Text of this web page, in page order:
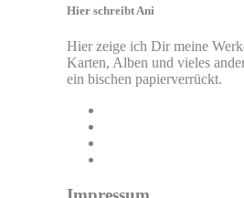
Hier schreibt Ani
Hier zeige ich Dir meine
Karten, Alben und vieles
ein bischen papierverrückt.